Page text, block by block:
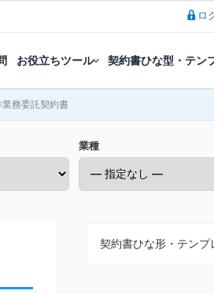
ロ
お役立ちツール 契約書ひな型・テン
業務委託契約書
業種
契約書ひな形・テンプ